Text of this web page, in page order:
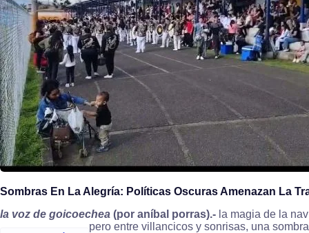
Sombras En La Alegría: Políticas Oscuras Amenazan La
la voz de goicoechea (por aníbal porras).- la magia de la
pero entre villancicos y sonrisas, una